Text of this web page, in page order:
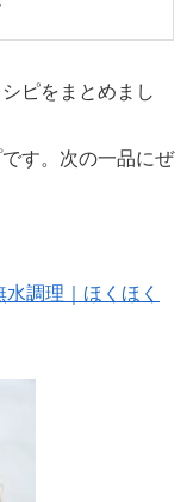
ピをまとめまし
す。次の一品にぜ
調理｜ほくほく